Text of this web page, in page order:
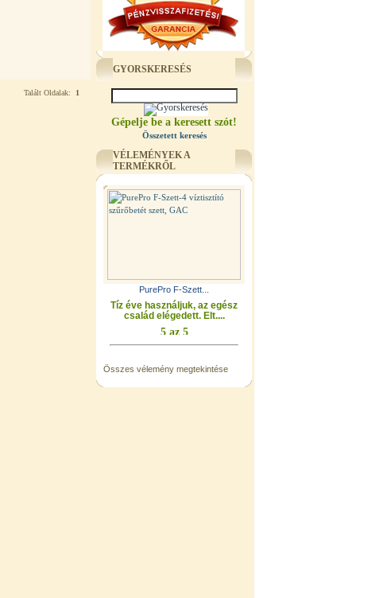
Talált Oldalak: 1
GYORSKERESÉS
Gépelje be a keresett szót!
Összetett keresés
VÉLEMÉNYEK A
TERMÉKRŐL
PurePro F-Szett...
Tíz éve használjuk, az egész
család elégedett. Elt....
Összes vélemény megtekintése